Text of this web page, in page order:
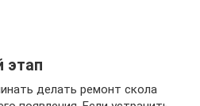
этап
делать ремонт скола